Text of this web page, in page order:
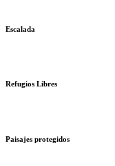
Escalada
Refugios Libres
Paisajes protegidos